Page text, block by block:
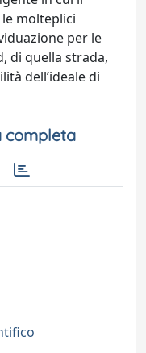
molteplici
per le
di quella strada,
dell’ideale di
completa